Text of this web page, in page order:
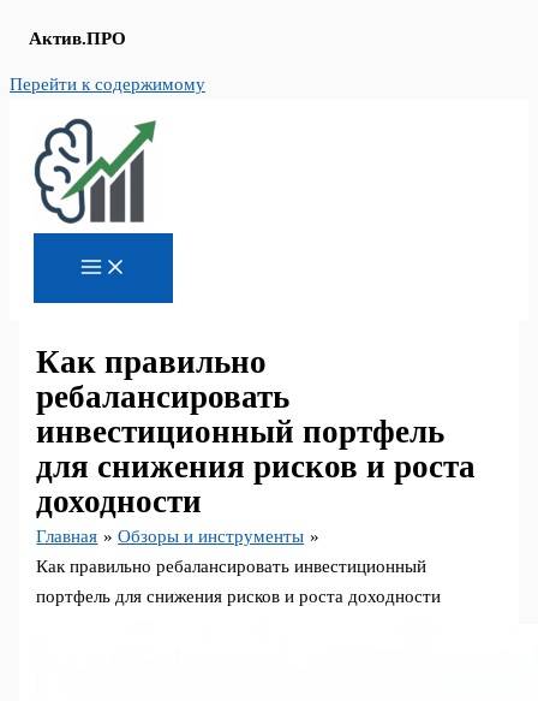
Актив.ПРО
Перейти к содержимому
Как правильно
ребалансировать
инвестиционный портфель
для снижения рисков и роста
доходности
Главная
Обзоры и инструменты
Как правильно ребалансировать инвестиционный
портфель для снижения рисков и роста доходности